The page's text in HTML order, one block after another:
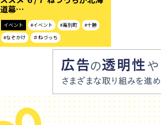
道幕…
イベント #イベント #幕別町
#十勝
#なぞかけ
＃ねづっち